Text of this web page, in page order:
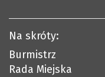
Na skróty:
Burmistrz
Rada Miejska